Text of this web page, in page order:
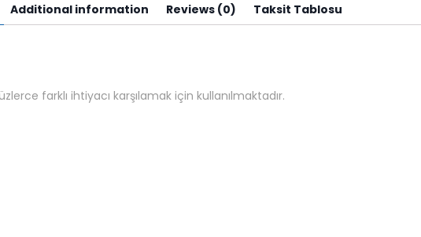
Additional information Reviews (0) Taksit Tablosu
farklı ihtiyacı karşılamak için kullanılmaktadır.